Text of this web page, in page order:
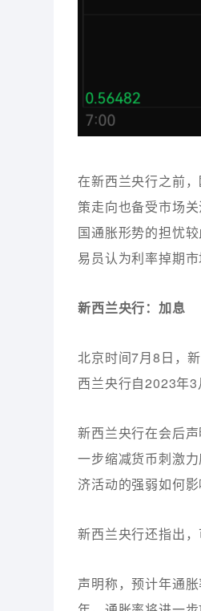
在新西兰央行之前
策走向也备受市场
国通胀形势的担忧
易员认为利率掉期
新西兰央行：加息
北京时间7月8日，
西兰央行自2023年3
新西兰央行在会后
一步缩减货币刺激
济活动的强弱如何
新西兰央行还指出
声明称，预计年通